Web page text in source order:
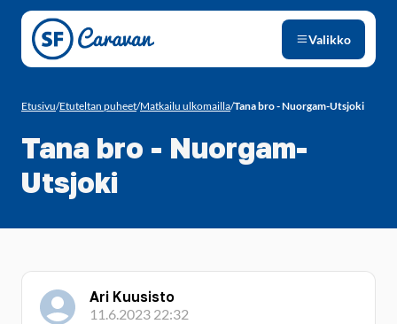
Siirry sivun sisältöön
Valikko
Etusivu/Etuteltan puheet/Matkailu ulkomailla/Tana bro - Nuorgam-Utsjoki
Tana bro - Nuorgam-
Utsjoki
Ari Kuusisto
11.6.2023 22:32